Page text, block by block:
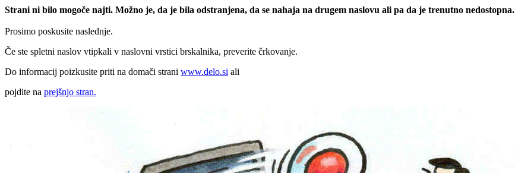
Strani ni bilo mogoče najti. Možno je, da je bila odstranjena, da se nahaja na drugem naslovu ali pa da je trenutno nedostopna.
Prosimo poskusite naslednje.
Če ste spletni naslov vtipkali v naslovni vrstici brskalnika, preverite črkovanje.
Do informacij poizkusite priti na domači strani www.delo.si ali
pojdite na prejšnjo stran.